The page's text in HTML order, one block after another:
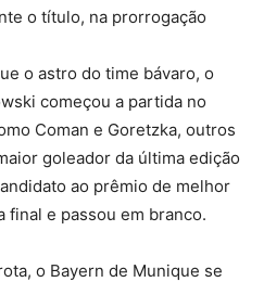
o título, na prorrogação
o astro do time bávaro, o
começou a partida no
Coman e Goretzka, outros
goleador da última edição
ao prêmio de melhor
final e passou em branco.
o Bayern de Munique se